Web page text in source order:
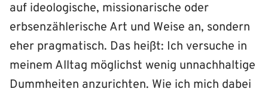
auf ideologische, missionarische oder
erbsenzählerische Art und Weise an, sondern
eher pragmatisch. Das heißt: Ich versuche in
meinem Alltag möglichst wenig unnachhaltige
Dummheiten anzurichten. Wie ich mich dabei